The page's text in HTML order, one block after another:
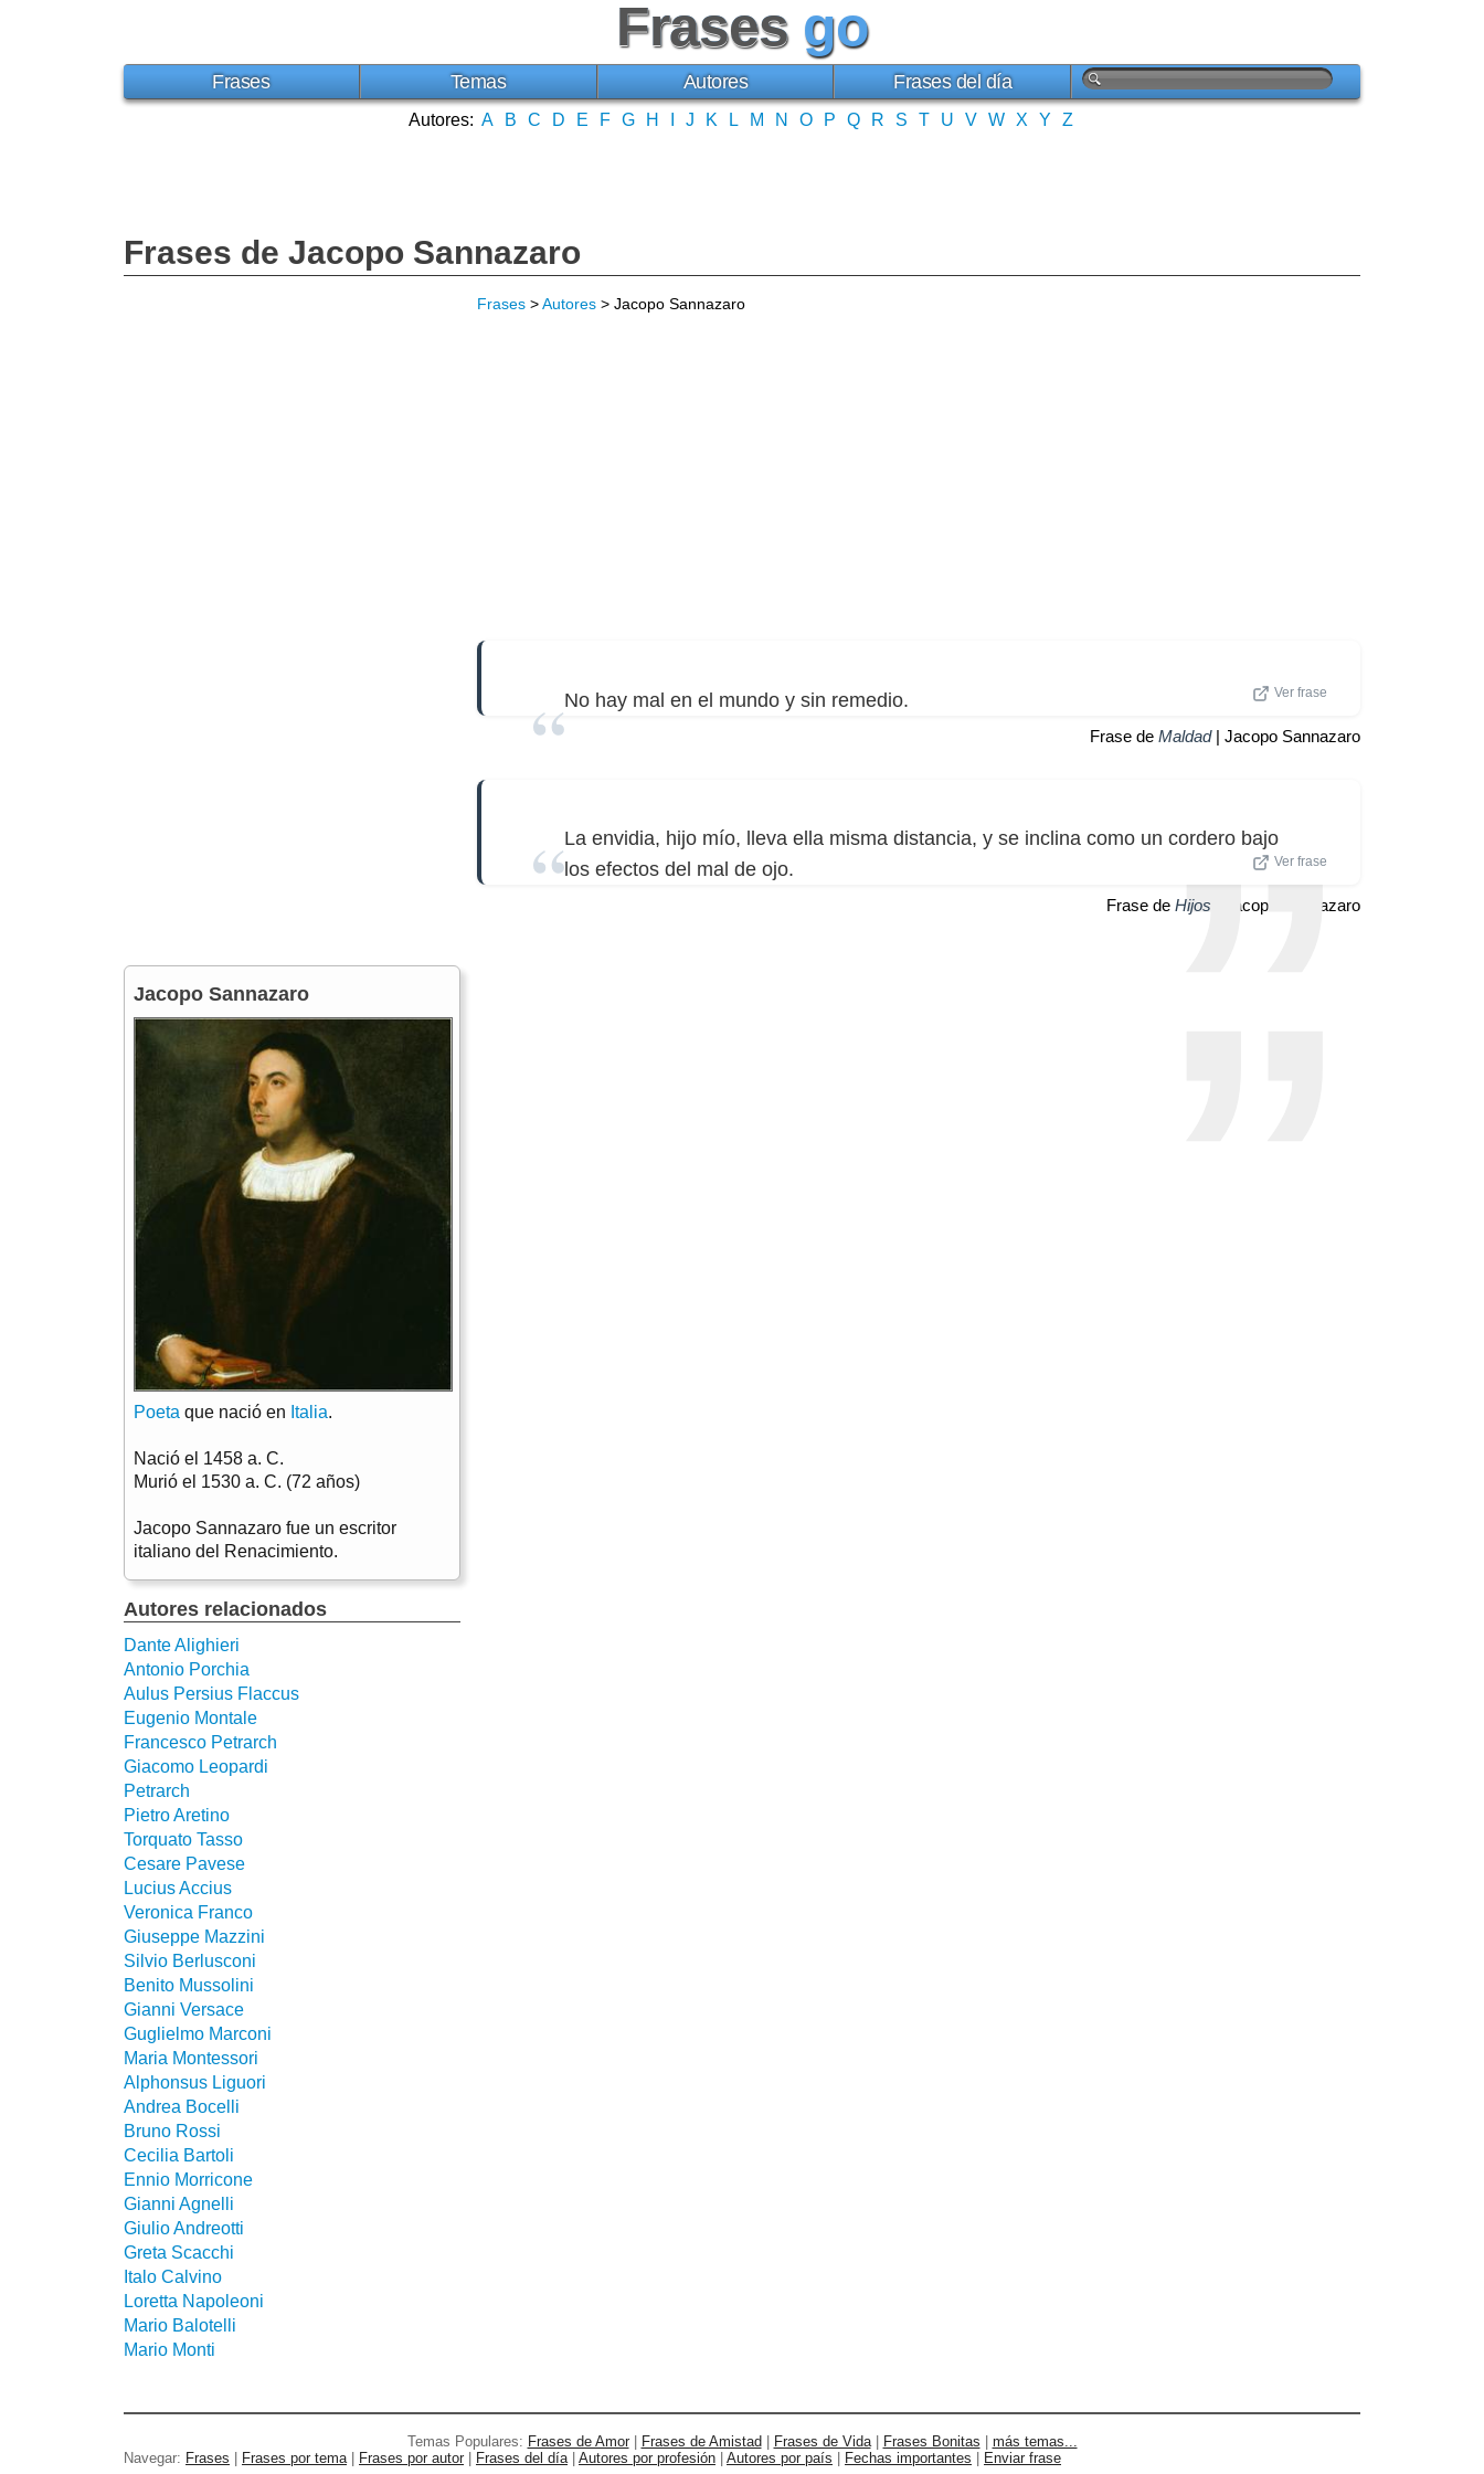
Frases go
Frases Temas Autores Frases del día
Autores: A B C D E F G H J K L M N O P Q R S T U V W X Y Z
Frases de Jacopo Sannazaro
Frases >Autores > Jacopo Sannazaro
No hay mal en el mundo y sin remedio. Ver frase
Frase de Maldad| Jacopo Sannazaro
La envidia, hijo mío, lleva ella misma distancia, y se inclina como un cordero bajo
los efectos del mal de ojo.
Ver frase
Frase de Hijos | Jacopo Sannazaro
Jacopo Sannazaro
Poeta que nació en Italia.
Nació el 1458 a. C.
Murió el 1530 a. C. (72 años)
Jacopo Sannazaro fue un escritor
italiano del Renacimiento.
Autores relacionados
Dante Alighieri
Antonio Porchia
Aulus Persius Flaccus
Eugenio Montale
Francesco Petrarch
Giacomo Leopardi
Petrarch
Pietro Aretino
Torquato Tasso
Cesare Pavese
Lucius Accius
Veronica Franco
Giuseppe Mazzini
Silvio Berlusconi
Benito Mussolini
Gianni Versace
Guglielmo Marconi
Maria Montessori
Alphonsus Liguori
Andrea Bocelli
Bruno Rossi
Cecilia Bartoli
Ennio Morricone
Gianni Agnelli
Giulio Andreotti
Greta Scacchi
Italo Calvino
Loretta Napoleoni
Mario Balotelli
Mario Monti
Temas Populares: Frases de Amor| Frases de Amistad| Frases de Vida| Frases Bonitas | más temas...
Navegar: Frases | Frases por tema | Frases por autor | Frases del día | Autores por profesión | Autores por país | Fechas importantes | Enviar frase